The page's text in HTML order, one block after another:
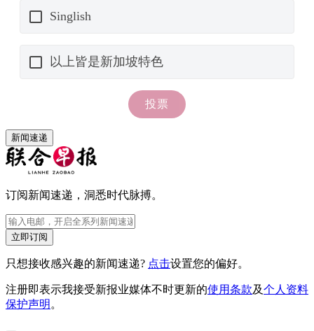
新闻速递
订阅新闻速递，洞悉时代脉搏。
立即订阅
只想接收感兴趣的新闻速递? 点击设置您的偏好。
注册即表示我接受新报业媒体不时更新的使用条款及个人资料
保护声明。